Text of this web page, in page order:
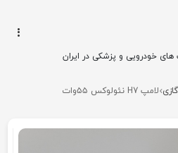
خودرویی و پزشکی در ایران
لامپ H7 نئولوکس ۵۵وات